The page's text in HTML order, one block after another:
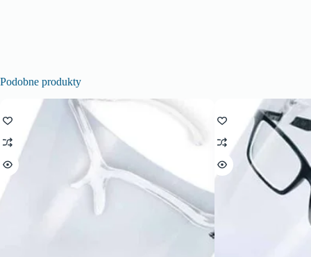
Podobne produkty